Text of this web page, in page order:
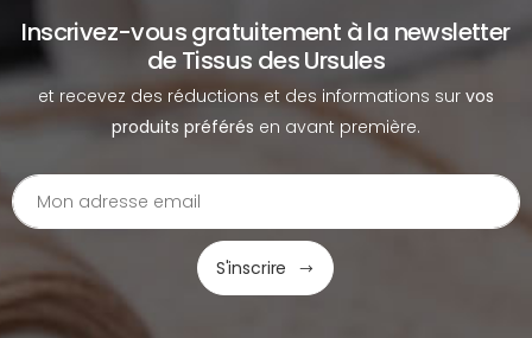
Inscrivez-vous gratuitement à la newsletter
de Tissus des Ursules
et recevez des réductions et des informations sur vos
produits préférés en avant première.
S'inscrire